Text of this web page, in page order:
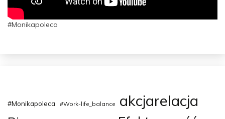
#Monikapoleca
#Monikapoleca #Work-life_balance akcjarelacja